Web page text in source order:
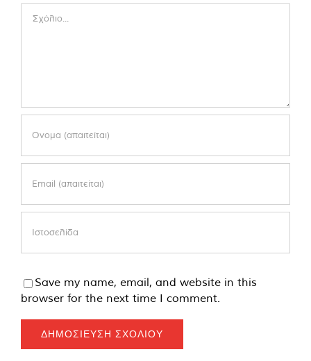
Save my name, email, and website in this
browser for the next time I comment.